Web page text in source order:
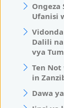
Ongeza
Ufanisi
Dalili
vya
Ten
in
Dawa